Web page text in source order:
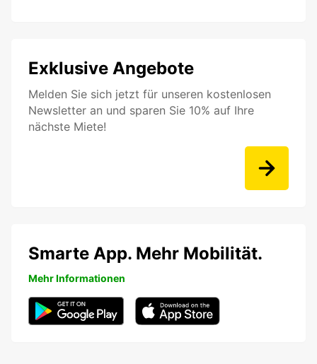
Exklusive Angebote
Melden Sie sich jetzt für unseren kostenlosen
Newsletter an und sparen Sie 10% auf Ihre
nächste Miete!
Smarte App. Mehr Mobilität.
Mehr Informationen